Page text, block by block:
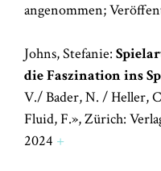
angenommen;
Johns, Stefanie:
die Faszination ins
V./ Bader, N. / Heller,
Fluid, F.», Zürich:
2024 +